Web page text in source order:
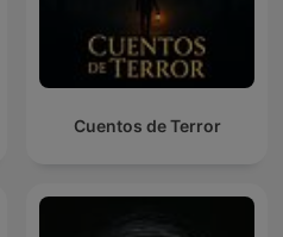
Cuentos de Terror